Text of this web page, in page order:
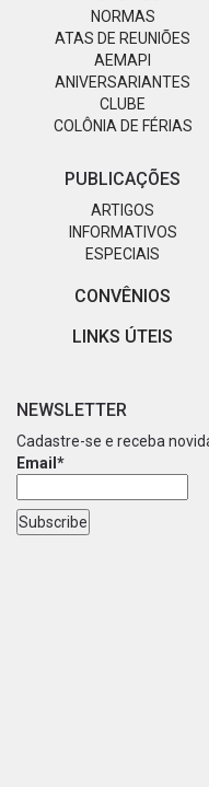
NORMAS
ATAS DE REUNIÕES
AEMAPI
ANIVERSARIANTES
CLUBE
COLÔNIA DE FÉRIAS
PUBLICAÇÕES
ARTIGOS
INFORMATIVOS
ESPECIAIS
CONVÊNIOS
LINKS ÚTEIS
NEWSLETTER
Cadastre-se e receba
Email*